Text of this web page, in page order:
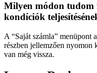
Milyen módon tudom
kondíciók
A “Saját számla” menüpont
részben jellemzően nyomon
van még vissza.